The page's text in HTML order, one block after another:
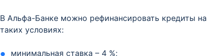
В Альфа-Банке можно рефинансировать кредиты на
таких условиях:
минимальная ставка – 4 %;